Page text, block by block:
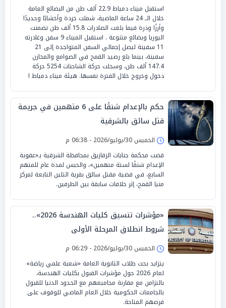
استقبل ميناء دمياط 22.9 ألف طن من البضائع العامة
خلال الــ 24 ساعة الماضية، شملت خردة وأخشابًا وحديدًا
وأرزًا وذرة فيما بلغت الصادرات 15.8 ألف طن تضمنت
اليوريا وبضائع متنوعة . استقبل الميناء 9 سفن وغادرته
11 سفينة ليصل إجمالي السفن المتواجدة إلى 21
سفينة، بينما بلغ رصيد القمح في الصوامع والمخازن
147.4 ألف طن، وسجلت حركة الشاحنات 5254 حركة
دخول وخروج خلال الفترة نفسها. هيئة ميناء دمياط ا
حكم بالإعدام شنقًا على 6 متهمين في جريمة
قتل سائق بالشرقية
الخميس 30/يوليو/2026 - 06:38 م
قضت محكمة جنايات الزقازيق بمحافظة الشرقية بـ«عقوبة
الإعدام شنقًا لستة متهمين»، والحبس لمدة عام للمتهم
السابع، في قضية مقتل سائق بقرية التلين التابعة لمركز
منيا القمح، إثر خلافات سابقة بين الطرفين.
«مؤشرات تنسيق كليات الهندسة 2026»..
شروط انطلاق المرحلة الأولى
الخميس 30/يوليو/2026 - 06:29 م
يتزايد بحث طلاب الثانوية العامة «شعبة علمي رياضة»
لعام 2026 حول مؤشرات القبول بكليات الهندسة،
بالتزامن مع مقارنة مجاميعهم مع الحدود الدنيا للقبول
بالجامعات الحكومية خلال العام الماضي للوقوف على
فرصهم المتاحة.